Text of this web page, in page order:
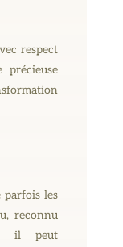
respect
précieuse
parfois les
reconnu
il peut